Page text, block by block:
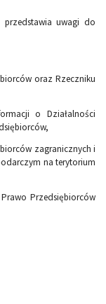
przedstawia uwagi do
oraz Rzeczniku
o Działalności
zagranicznych i
na terytorium
Przedsiębiorców